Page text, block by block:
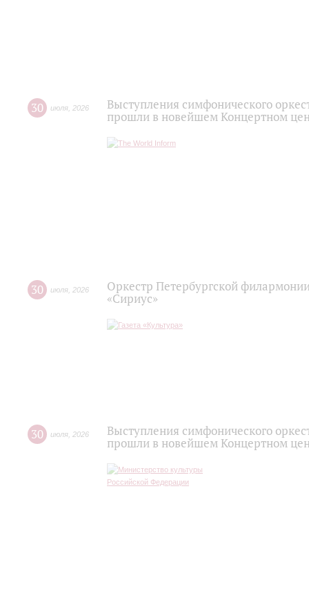
30 июля 2026
Выступления симфонического
прошли в новейшем Концертном
30 июля 2026
Оркестр Петербургской
«Сириус»
30 июля 2026
Выступления симфонического
прошли в новейшем Концертном